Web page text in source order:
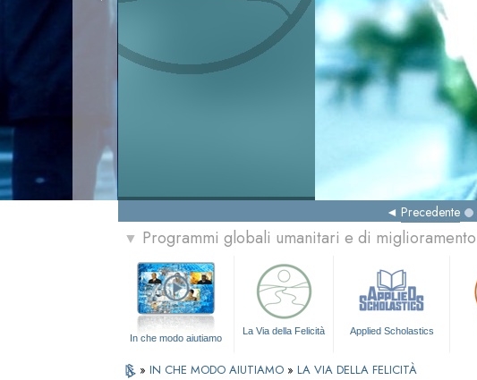
Precedente
▼ Programmi globali umanitari e di
In che modo aiutiamo
La Via della Felicità Applied Scholastics
» IN CHE MODO AIUTIAMO » LA VIA DELLA FELICITÀ